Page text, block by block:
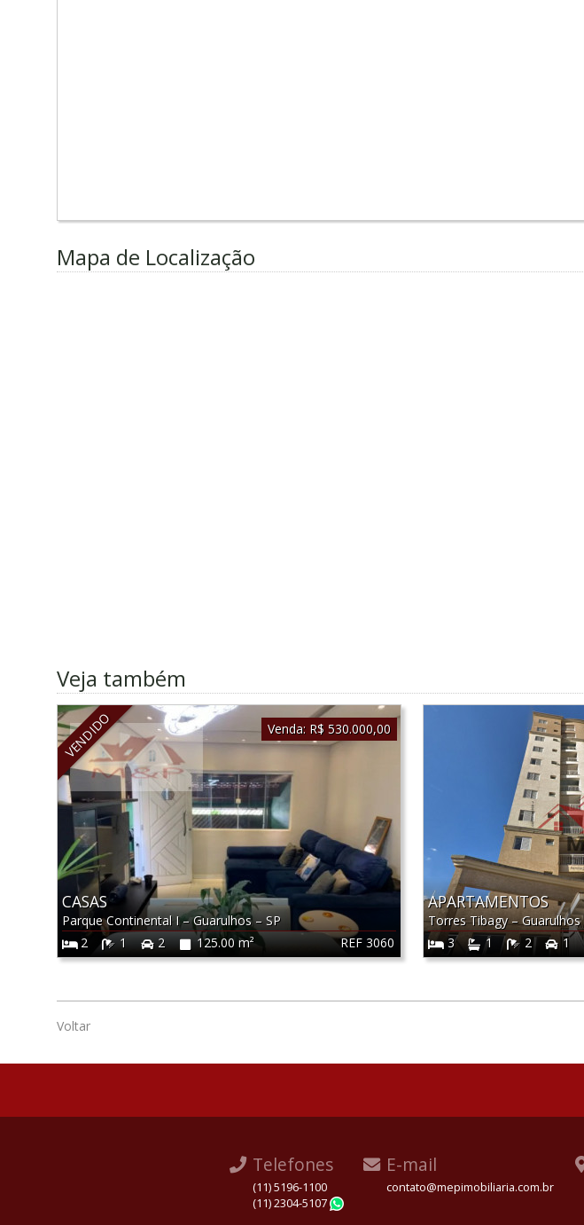
Mapa de Localização
Veja também
VENDIDO
REF 3060
CASAS
Parque Continental I–Guarulhos– SP
2
1 2 125.00 m²
Venda: R$ 530.000,00
APARTAMENTOS
Torres Tibagy–Guarulhos
3
1 2 1
Voltar
Telefones
(11) 5196-1100
(11) 2304-5107
E-mail
contato@mepimobiliaria.com.br